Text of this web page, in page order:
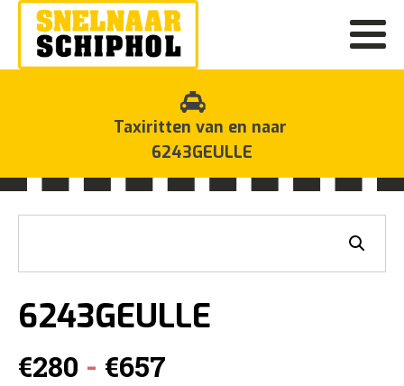
Taxiritten van en naar
6243GEULLE
6243GEULLE
€280 - €657